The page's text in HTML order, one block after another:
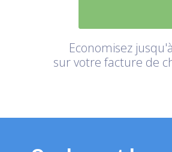
Economisez
sur votre facture de